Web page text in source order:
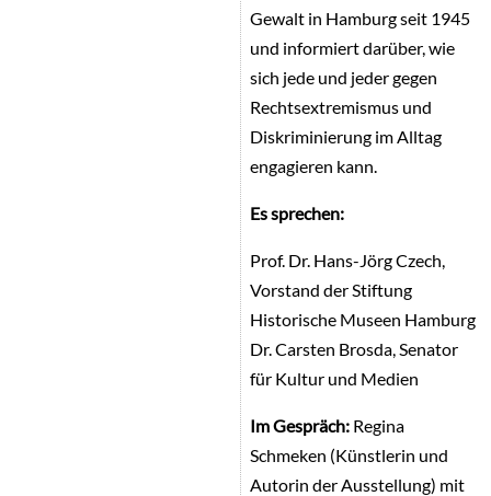
Gewalt in Hamburg seit 1945
und informiert darüber, wie
sich jede und jeder gegen
Rechtsextremismus und
Diskriminierung im Alltag
engagieren kann.
Es sprechen:
Prof. Dr. Hans-Jörg Czech,
Vorstand der Stiftung
Historische Museen Hamburg
Dr. Carsten Brosda, Senator
für Kultur und Medien
Im Gespräch: Regina
Schmeken (Künstlerin und
Autorin der Ausstellung) mit